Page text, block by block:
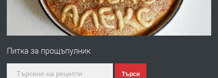
преди 3 дни
№4120 Магазин/Офис под наем в кв.
градската градина!
Питка за прощъпулник
Търси